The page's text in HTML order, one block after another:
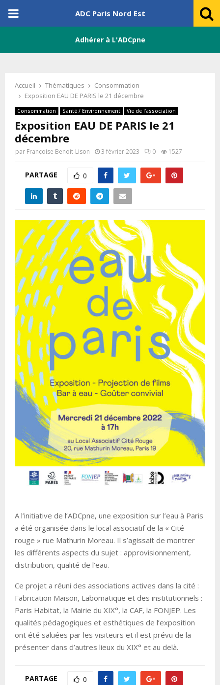
PRIMARY
ADC Paris Nord Est
Adhérer à L'ADCpne
Accueil Thématiques
Consommation
Exposition EAU DE PARIS le 21 décembre
Consommation Santé / Environnement Vie de l'association
Exposition EAU DE PARIS le 21
décembre
par Françoise Benoit-Lison 3 février 2023 0 1527
PARTAGE 0
A l’initiative de l’ADCpne, une exposition sur l’eau à Paris
a été organisée dans le local associatif de la « Cité
rouge » rue Mathurin Moreau. Il s’agissait de montrer
les différents aspects du sujet : approvisionnement,
distribution, qualité de l’eau.
Ce projet a réuni des associations actives dans la cité :
Fabrication Maison, Labomatique et des institutionnels :
Paris Habitat, la Mairie du XIX°, la CAF, la FONJEP. Les
qualités pédagogiques et esthétiques de l’exposition
ont été saluées par les visiteurs et il est prévu de la
présenter dans d’autres lieux du XIX° et au delà.
PARTAGE 0